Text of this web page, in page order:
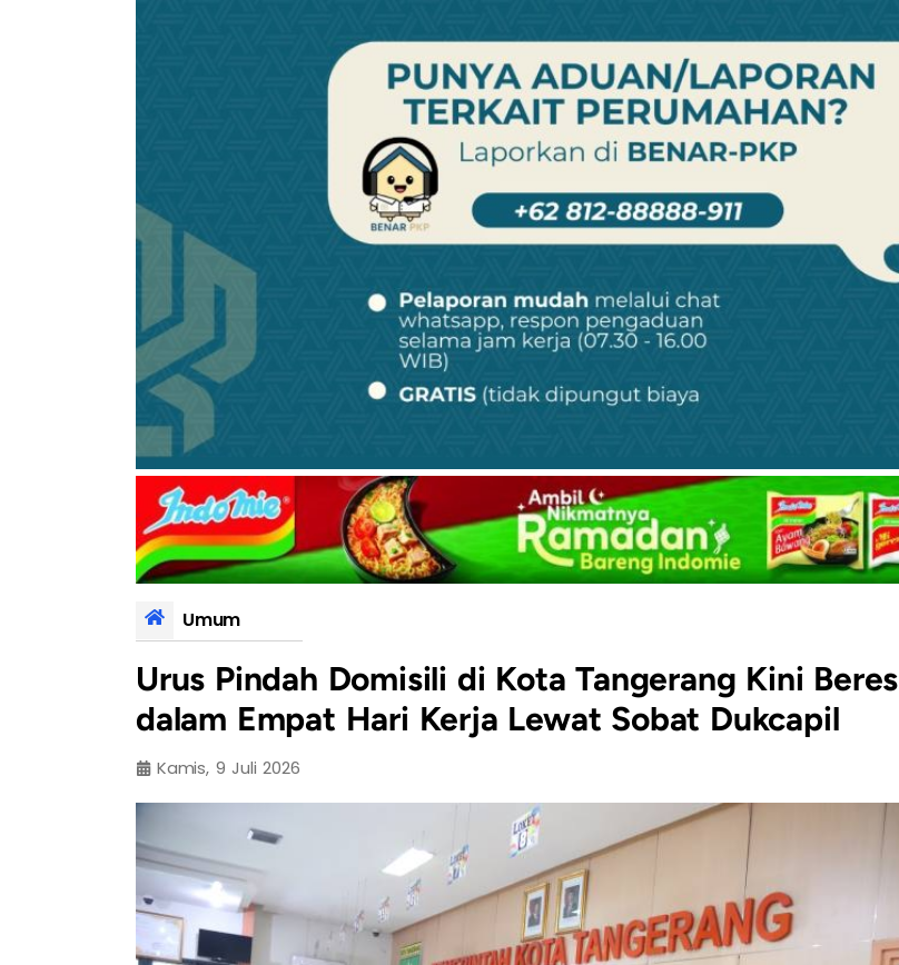
Umum
Urus Pindah Domisili di Kota Tangerang Kini Beres
dalam Empat Hari Kerja Lewat Sobat Dukcapil
Kamis, 9 Juli 2026